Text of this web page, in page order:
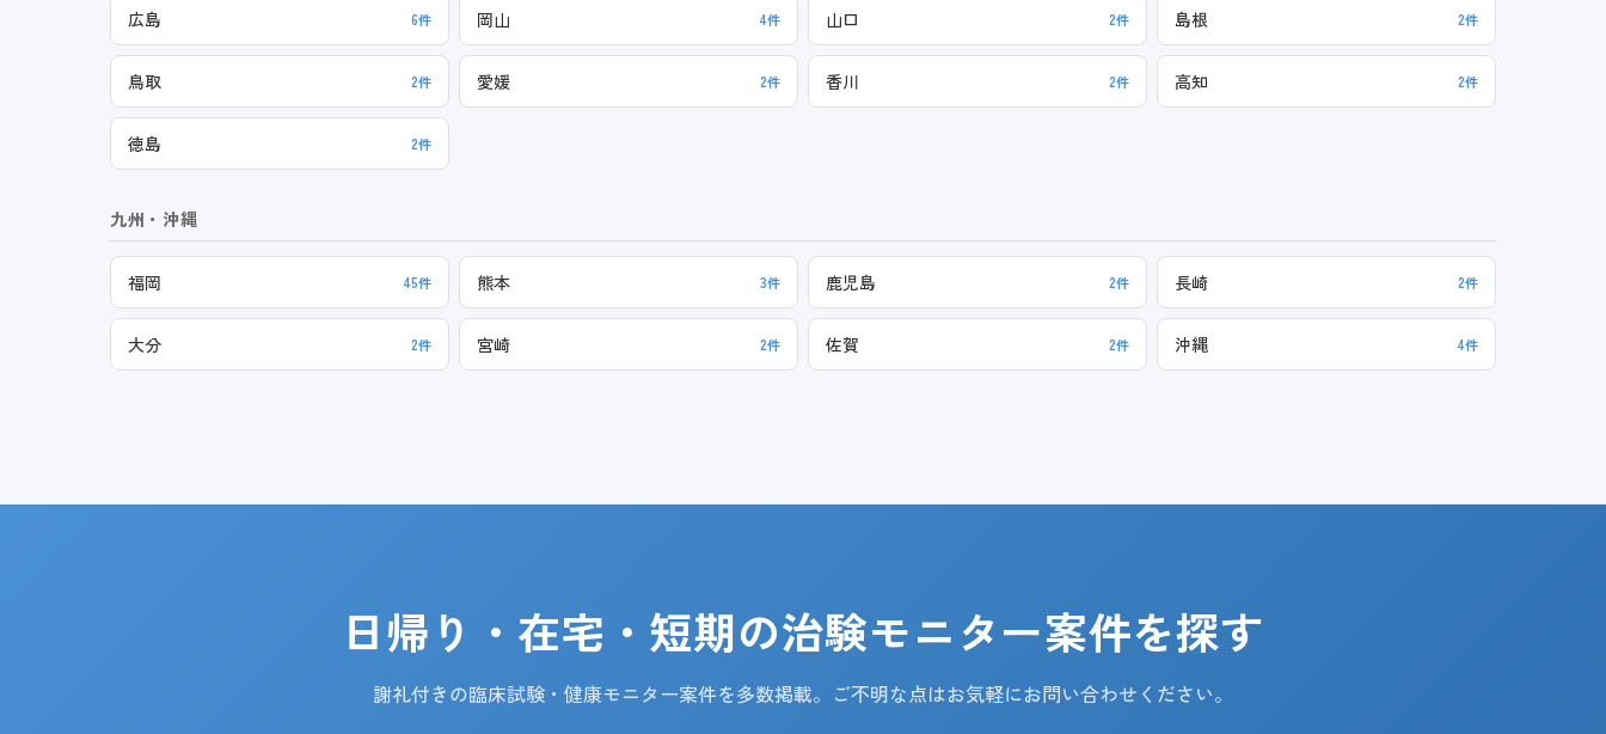
広島 6件 岡山 4件 山口 2件 島根 2件
鳥取 2件 愛媛 2件 香川 2件 高知 2件
徳島 2件
九州・沖縄
福岡 45件 熊本 3件 鹿児島 2件 長崎 2件
大分 2件 宮崎 2件 佐賀 2件 沖縄 4件
日帰り・在宅・短期の治験モニター案件を探す
謝礼付きの臨床試験・健康モニター案件を多数掲載。ご不明な点はお気軽にお問い合わせください。